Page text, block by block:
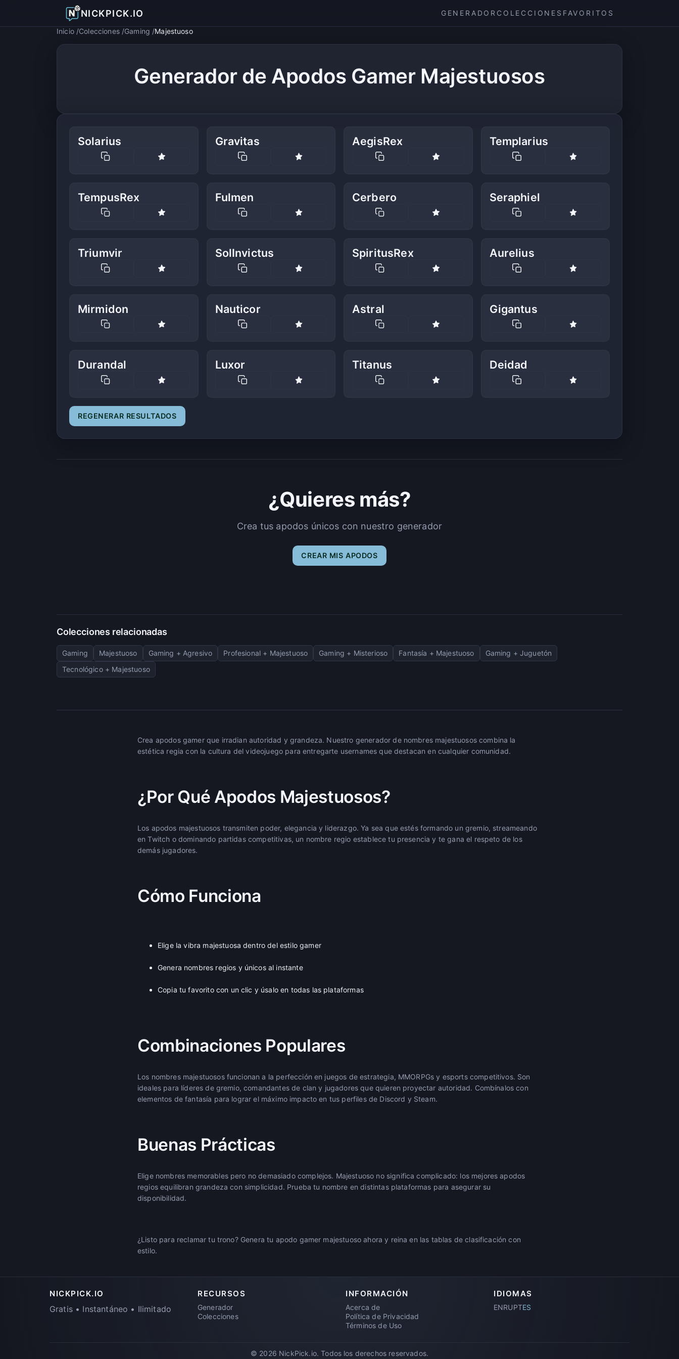
NICKPICK.IO GENERADOR COLECCIONES FAVORITOS
Inicio Colecciones Gaming Majestuoso
Generador de Apodos Gamer Majestuosos
Solarius Gravitas AegisRex Templarius
TempusRex Fulmen Cerbero Seraphiel
Triumvir SolInvictus SpiritusRex Aurelius
Mirmidon Nauticor Astral Gigantus
Durandal Luxor Titanus Deidad
REGENERAR RESULTADOS
¿Quieres más?
Crea tus apodos únicos con nuestro generador
CREAR MIS APODOS
Colecciones relacionadas
Gaming Majestuoso Gaming + Agresivo Profesional + Majestuoso Gaming + Misterioso Fantasía + Majestuoso
Gaming + Juguetón
Tecnológico + Majestuoso
Crea apodos gamer que irradian autoridad y grandeza. Nuestro generador de nombres majestuosos combina la
estética regia con la cultura del videojuego para entregarte usernames que destacan en cualquier comunidad.
¿Por Qué Apodos Majestuosos?
Los apodos majestuosos transmiten poder, elegancia y liderazgo. Ya sea que estés formando un gremio, streameando
en Twitch o dominando partidas competitivas, un nombre regio establece tu presencia y te gana el respeto de los
demás jugadores.
Cómo Funciona
Elige la vibra majestuosa dentro del estilo gamer
Genera nombres regios y únicos al instante
Copia tu favorito con un clic y úsalo en todas las plataformas
Combinaciones Populares
Los nombres majestuosos funcionan a la perfección en juegos de estrategia, MMORPGs y esports competitivos. Son
ideales para líderes de gremio, comandantes de clan y jugadores que quieren proyectar autoridad. Combínalos con
elementos de fantasía para lograr el máximo impacto en tus perfiles de Discord y Steam.
Buenas Prácticas
Elige nombres memorables pero no demasiado complejos. Majestuoso no significa complicado: los mejores apodos
regios equilibran grandeza con simplicidad. Prueba tu nombre en distintas plataformas para asegurar su
disponibilidad.
¿Listo para reclamar tu trono? Genera tu apodo gamer majestuoso ahora y reina en las tablas de clasificación con
estilo.
NICKPICK.IO
Gratis • Instantáneo • Ilimitado
RECURSOS
Generador
Colecciones
INFORMACIÓN
Acerca de
Política de Privacidad
Términos de Uso
IDIOMAS
ENRUPTES
© 2026 NickPick.io. Todos los derechos reservados.